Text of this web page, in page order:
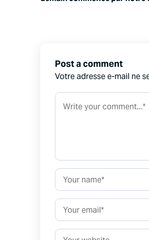
Post a comment
Votre adresse e-mail ne
Comment*
Name*
Email*
Website